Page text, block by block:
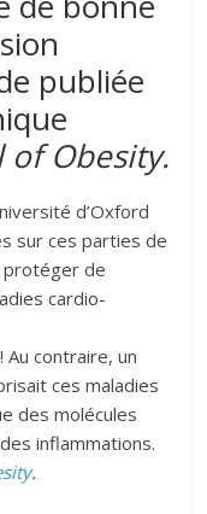
publiée
Obesity.
d’Oxford
sur ces parties de
protéger de
cardio-
contraire, un
ces maladies
des molécules
inflammations.
.